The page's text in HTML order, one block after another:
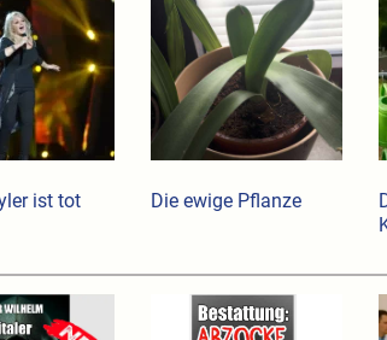
ist tot Die ewige Pflanze